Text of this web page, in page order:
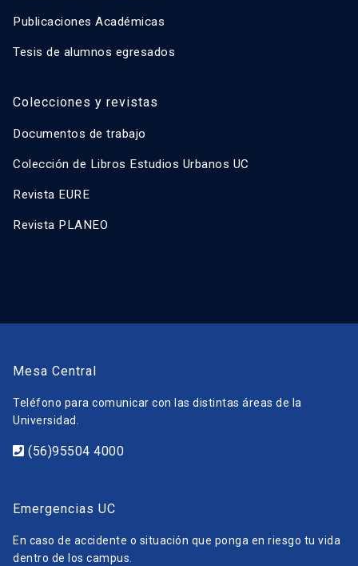
Publicaciones Académicas
Tesis de alumnos egresados
Colecciones y revistas
Documentos de trabajo
Colección de Libros Estudios Urbanos UC
Revista EURE
Revista PLANEO
Mesa Central
Teléfono para comunicar con las distintas áreas de la
Universidad.
(56)95504 4000
Emergencias UC
En caso de accidente o situación que ponga en riesgo tu vida
dentro de los campus.